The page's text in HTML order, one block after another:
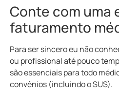
Conte com uma
faturamento
Para ser sincero eu não
ou profissional até pouco
são essenciais para todo
convênios (incluindo o SUS).